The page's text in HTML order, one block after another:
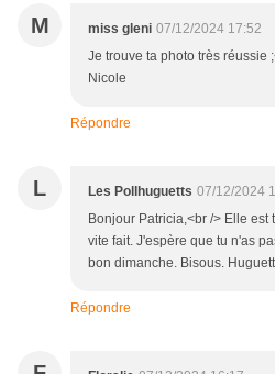
M miss gleni 07/12/2024 17:52
Je trouve ta photo très réussie
Nicole
Répondre
L Les Pollhuguetts 07/12/2024
Bonjour Patricia,<br /> Elle
vite fait. J'espère que tu n'as
bon dimanche. Bisous.
Répondre